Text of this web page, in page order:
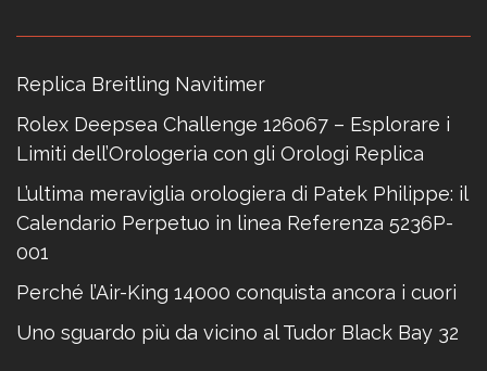
Replica Breitling Navitimer
Rolex Deepsea Challenge 126067 – Esplorare i
Limiti dell’Orologeria con gli Orologi Replica
L’ultima meraviglia orologiera di Patek Philippe: il
Calendario Perpetuo in linea Referenza 5236P-
001
Perché l’Air-King 14000 conquista ancora i cuori
Uno sguardo più da vicino al Tudor Black Bay 32